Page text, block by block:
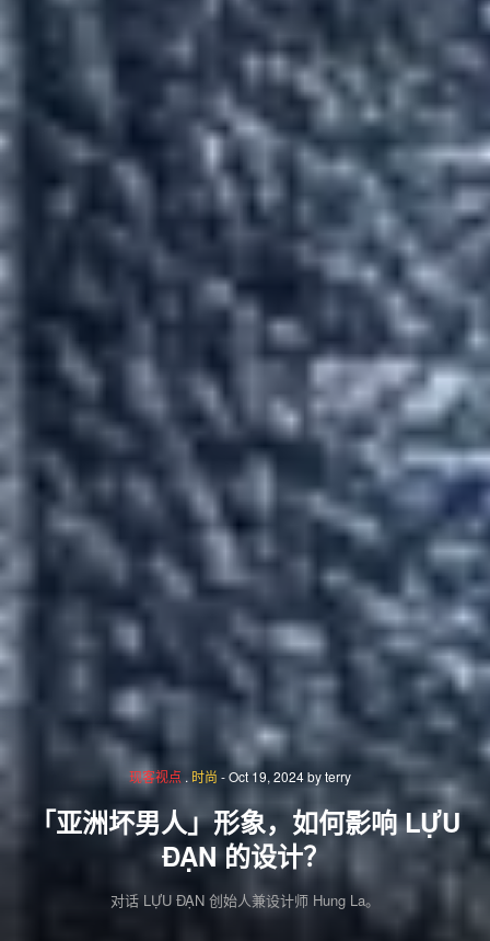
现客视点 . 时尚 -Oct 19, 2024 byterry
「亚洲坏男人」形象，如何影响 LỰU
ĐẠN 的设计？
对话 LỰU ĐẠN 创始人兼设计师 Hung La。